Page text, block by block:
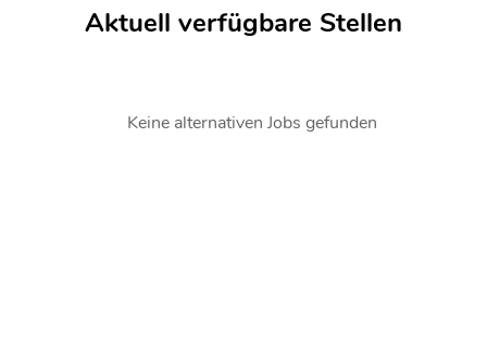
Aktuell verfügbare Stellen
Keine alternativen Jobs gefunden